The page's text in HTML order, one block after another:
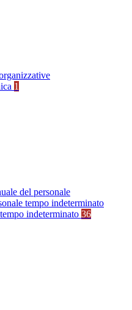
1
del personale
tempo indeterminato
indeterminato 36